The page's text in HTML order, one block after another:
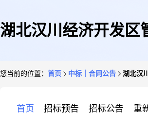
湖北汉川经济开发区
您当前的位置： 首页 中标｜合同公告 湖北汉
首页 招标预告 招标公告 重